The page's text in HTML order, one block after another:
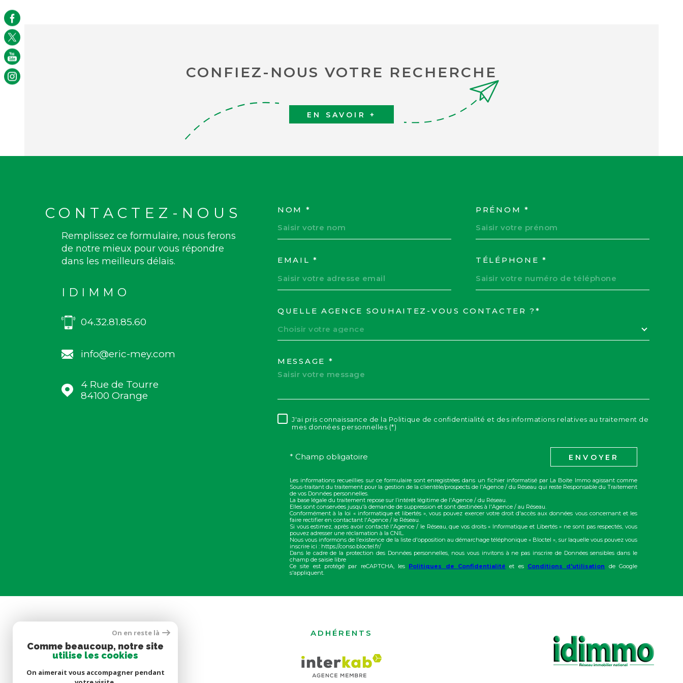
CONFIEZ-NOUS VOTRE RECHERCHE
EN SAVOIR +
CONTACTEZ-NOUS
Remplissez ce formulaire, nous ferons
de notre mieux pour vous répondre
dans les meilleurs délais.
IDIMMO
04.32.81.85.60
info@eric-mey.com
4 Rue de Tourre
84100
Orange
TRAD_MELTEM_VOSCOORDONNEES
NOM * PRÉNOM *
EMAIL * TÉLÉPHONE *
TRAD_MELTEM_VOREDEMANDE
QUELLE AGENCE SOUHAITEZ-VOUS CONTACTER ?*
Choisir votre agence
MESSAGE *
RÈGLEMENTATION
J'ai pris connaissance de la Politique de confidentialité et des informations relatives au traitement de
mes données personnelles (*)
* Champ obligatoire ENVOYER
Les informations recueillies sur ce formulaire sont enregistrées dans un fichier informatisé par La Boite Immo agissant comme
Sous-traitant du traitement pour la gestion de la clientèle/prospects de l'Agence / du Réseau qui reste Responsable du Traitement
de vos Données personnelles.
La base légale du traitement repose sur l’intérêt légitime de l'Agence / du Réseau.
Elles sont conservées jusqu'à demande de suppression et sont destinées à l'Agence / au Réseau.
Conformément à la loi « informatique et libertés », vous pouvez exercer votre droit d'accès aux données vous concernant et les
faire rectifier en contactant l'Agence / le Réseau.
Si vous estimez, après avoir contacté l'Agence / le Réseau, que vos droits « Informatique et Libertés » ne sont pas respectés, vous
pouvez adresser une réclamation à la CNIL.
Nous vous informons de l’existence de la liste d'opposition au démarchage téléphonique « Bloctel », sur laquelle vous pouvez vous
inscrire ici : https://conso.bloctel.fr/
Dans le cadre de la protection des Données personnelles, nous vous invitons à ne pas inscrire de Données sensibles dans le
champ de saisie libre
Ce site est protégé par reCAPTCHA, les Politiques de Confidentialité et es Conditions d'utilisation de Google
s'appliquent.
SE CONNECTER
ESPACE PROPRIÉTAIRE
ADHÉRENTS
On en reste là
Comme beaucoup, notre site
utilise les cookies
On aimerait vous accompagner pendant